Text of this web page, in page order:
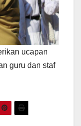
ucapan
guru dan staf